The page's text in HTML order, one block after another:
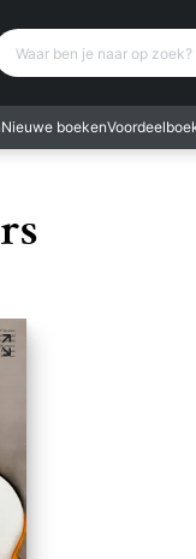
ben je naar op
Nieuwe boeken